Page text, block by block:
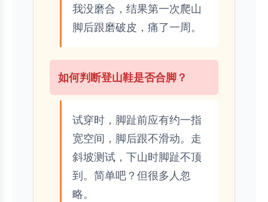
我没磨合，结果第一次爬山
脚后跟磨破皮，痛了一周。
如何判断登山鞋是否合脚？
试穿时，脚趾前应有约一指
宽空间，脚后跟不滑动。走
斜坡测试，下山时脚趾不顶
到。简单吧？但很多人忽
略。